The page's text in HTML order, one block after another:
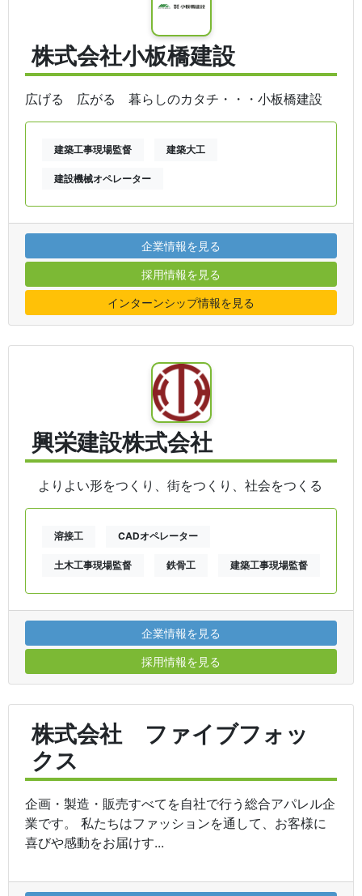
株式会社小板橋建設
広げる 広がる 暮らしのカタチ・・・小板橋建設
建築工事現場監督 建築大工
建設機械オペレーター
企業情報を見る
採用情報を見る
インターンシップ情報を見る
興栄建設株式会社
よりよい形をつくり、街をつくり、社会をつくる
溶接工 CADオペレーター
土木工事現場監督 鉄骨工 建築工事現場監督
企業情報を見る
採用情報を見る
株式会社 ファイブフォッ
クス
企画・製造・販売すべてを自社で行う総合アパレル企
業です。 私たちはファッションを通して、お客様に
喜びや感動をお届けす...